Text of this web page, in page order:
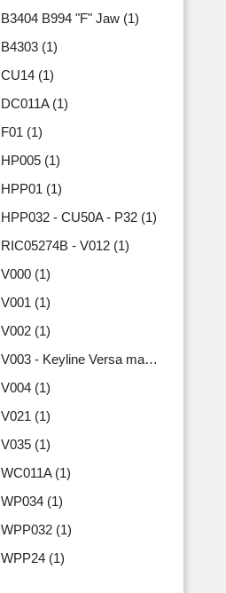
B3404 B994 "F" Jaw (1)
B4303 (1)
CU14 (1)
DC011A (1)
F01 (1)
HP005 (1)
HPP01 (1)
HPP032 - CU50A - P32 (1)
RIC05274B - V012 (1)
V000 (1)
V001 (1)
V002 (1)
V003 - Keyline Versa machine
V004 (1)
V021 (1)
V035 (1)
WC011A (1)
WP034 (1)
WPP032 (1)
WPP24 (1)